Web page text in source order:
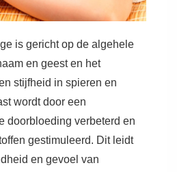
is gericht op de algehele
en geest en het
stijfheid in spieren en
wordt door een
doorbloeding verbeterd en
gestimuleerd. Dit leidt
en gevoel van